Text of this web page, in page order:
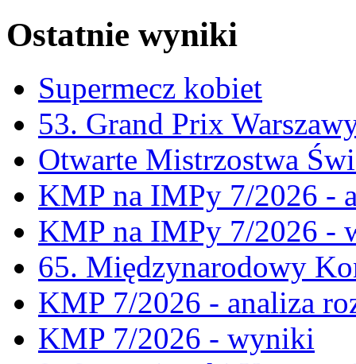
Ostatnie wyniki
Supermecz kobiet
53. Grand Prix
Otwarte Mistrzostwa
KMP na IMPy 7/2026 -
KMP na IMPy 7/2026 -
65. Międzynarodowy
KMP 7/2026 - analiza
KMP 7/2026 - wyniki